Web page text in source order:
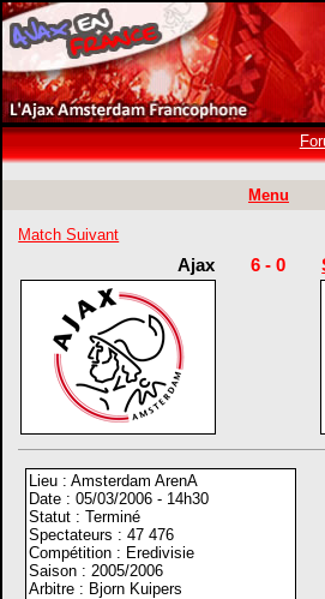
Menu
Match Suivant
Ajax 6 - 0
Lieu : Amsterdam ArenA
Date : 05/03/2006 - 14h30
Statut : Terminé
Spectateurs : 47 476
Compétition : Eredivisie
Saison : 2005/2006
Arbitre : Bjorn Kuipers